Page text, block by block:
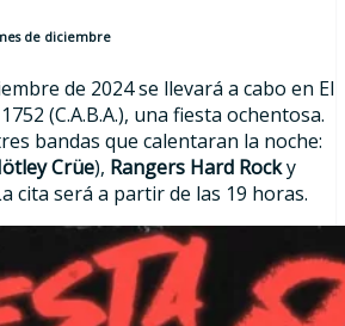
de diciembre
de 2024 se llevará a cabo en El
(C.A.B.A.), una fiesta ochentosa.
bandas que calentaran la noche:
Crüe), Rangers Hard Rocky
cita será a partir de las 19 horas.